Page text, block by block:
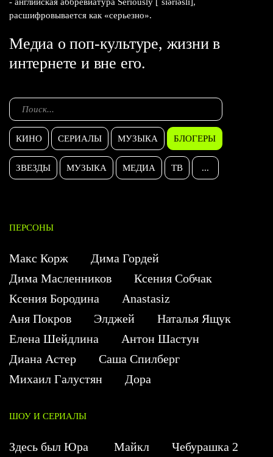
- английская аббревиатура Seriously [ˈsɪərɪəslɪ],
расшифровывается как «серьезно».
Медиа о поп-культуре, жизни в
интернете и вне его.
КИНО СЕРИАЛЫ МУЗЫКА БЛОГЕРЫ
ЗВЕЗДЫ МУЗЫКА МЕДИА ТВ ...
ПЕРСОНЫ
Макс Корж
Дима Гордей
Дима Масленников
Ксения Собчак
Ксения Бородина
Anastasiz
Аня Покров
Элджей
Наталья Ящук
Елена Шейдлина
Антон Шастун
Диана Астер
Саша Спилберг
Михаил Галустян
Дора
ШОУ И СЕРИАЛЫ
Здесь был Юра Майкл
Чебурашка 2